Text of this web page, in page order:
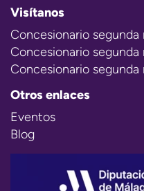
Visítanos
Concesionario segunda
Concesionario segunda
Concesionario segunda
Otros enlaces
Eventos
Blog